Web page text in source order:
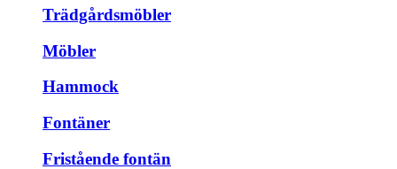
Trädgårdsmöbler
Möbler
Hammock
Fontäner
Fristående fontän